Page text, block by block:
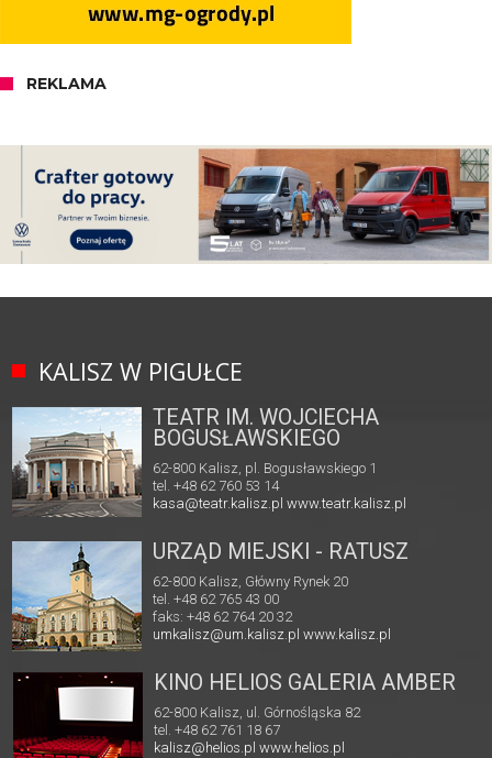
REKLAMA
KALISZ W PIGUŁCE
TEATR IM. WOJCIECHA
BOGUSŁAWSKIEGO
62-800 Kalisz, pl. Bogusławskiego 1
tel. +48 62 760 53 14
kasa@teatr.kalisz.pl www.teatr.kalisz.pl
URZĄD MIEJSKI - RATUSZ
62-800 Kalisz, Główny Rynek 20
tel. +48 62 765 43 00
faks: +48 62 764 20 32
umkalisz@um.kalisz.plwww.kalisz.pl
KINO HELIOS GALERIA AMBER
62-800 Kalisz, ul. Górnośląska 82
tel. +48 62 761 18 67
kalisz@helios.pl www.helios.pl